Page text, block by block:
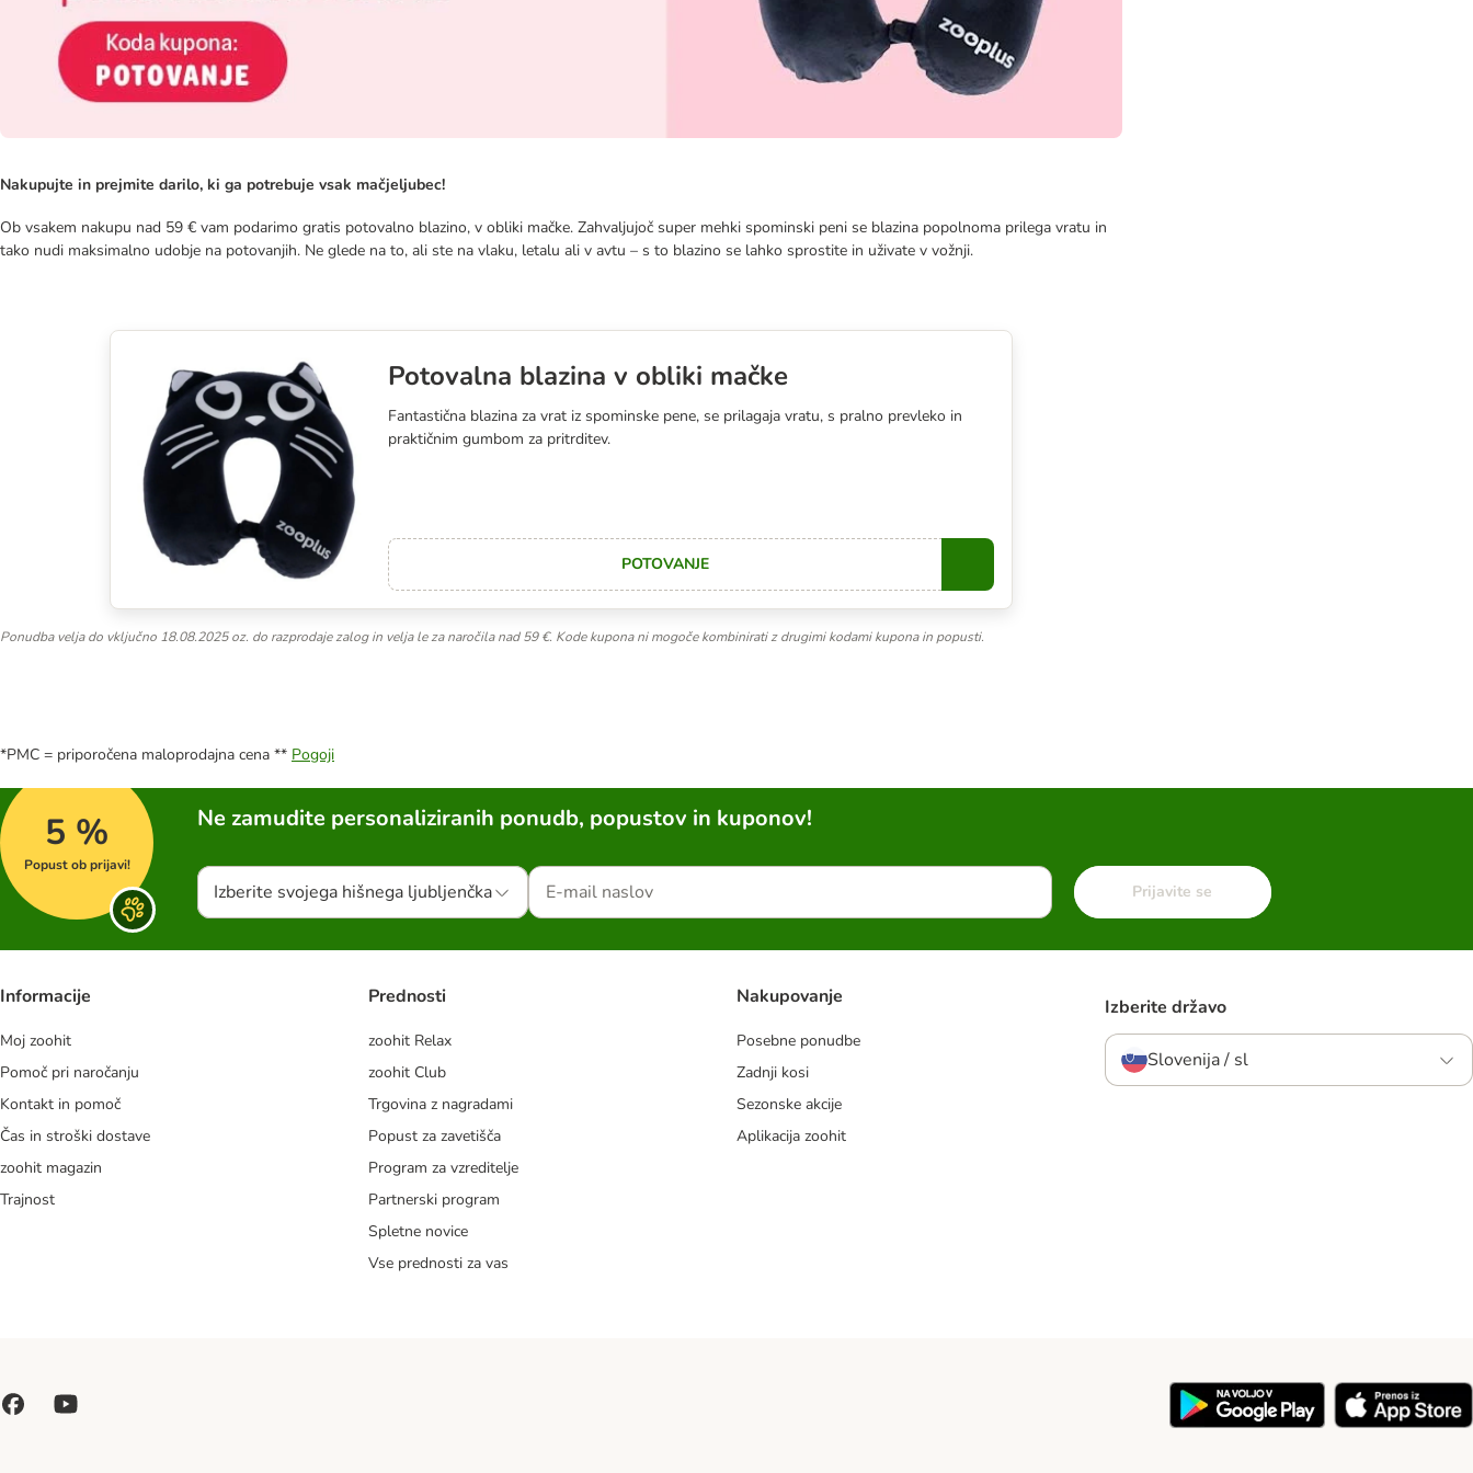
Nakupujte in prejmite darilo, ki ga potrebuje vsak mačjeljubec!
Ob vsakem nakupu nad 59 € vam podarimo gratis potovalno blazino, v obliki mačke. Zahvaljujoč super mehki spominski peni se blazina popolnoma prilega vratu in
tako nudi maksimalno udobje na potovanjih. Ne glede na to, ali ste na vlaku, letalu ali v avtu – s to blazino se lahko sprostite in uživate v vožnji.
Potovalna blazina v obliki mačke
Fantastična blazina za vrat iz spominske pene, se prilagaja vratu, s pralno prevleko in
praktičnim gumbom za pritrditev.
POTOVANJE
Ponudba velja do vključno 18.08.2025 oz. do razprodaje zalog in velja le za naročila nad 59 €. Kode kupona ni mogoče kombinirati z drugimi kodami kupona in popusti.
*PMC = priporočena maloprodajna cena ** Pogoji
5 %
Popust ob prijavi!
Ne zamudite personaliziranih ponudb, popustov in kuponov!
Izberite svojega hišnega ljubljenčka Prijavite se
Informacije
Moj zoohit
Pomoč pri naročanju
Kontakt in pomoč
Čas in stroški dostave
zoohit magazin
Trajnost
Prednosti
zoohit Relax
zoohit Club
Trgovina z nagradami
Popust za zavetišča
Program za vzreditelje
Partnerski program
Spletne novice
Vse prednosti za vas
Nakupovanje
Posebne ponudbe
Zadnji kosi
Sezonske akcije
Aplikacija zoohit
Izberite državo
Slovenija / sl